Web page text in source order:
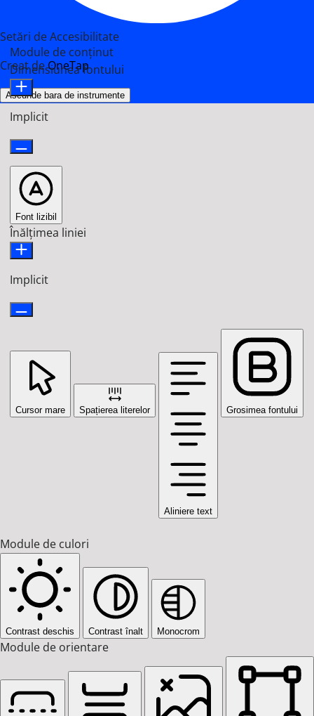
Setări de Accesibilitate
Creat deOneTap
Ascunde bara de instrumente
Module de conținut
Dimensiunea fontului
Implicit
Font lizibil
Înălțimea liniei
Implicit
Cursor mare Spațierea literelor
Aliniere text
Grosimea fontului
Module de culori
Contrast deschis Contrast înalt Monocrom
Module de orientare